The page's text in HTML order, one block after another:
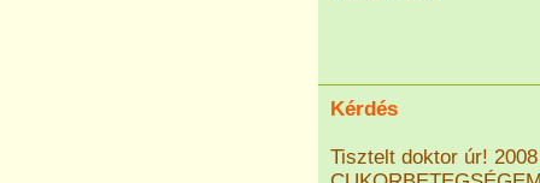
Kérdés
Tisztelt doktor úr!